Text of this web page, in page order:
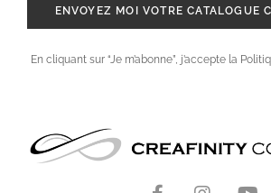
ENVOYEZ MOI VOTRE CATALOGUE
En cliquant sur “Je m’abonne”, j’accepte la